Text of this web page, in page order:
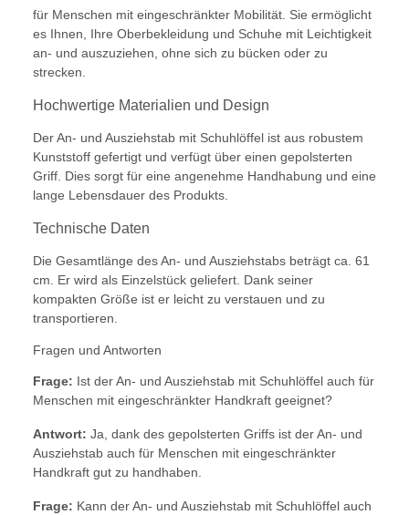
für Menschen mit eingeschränkter Mobilität. Sie ermöglicht
es Ihnen, Ihre Oberbekleidung und Schuhe mit Leichtigkeit
an- und auszuziehen, ohne sich zu bücken oder zu
strecken.
Hochwertige Materialien und Design
Der An- und Ausziehstab mit Schuhlöffel ist aus robustem
Kunststoff gefertigt und verfügt über einen gepolsterten
Griff. Dies sorgt für eine angenehme Handhabung und eine
lange Lebensdauer des Produkts.
Technische Daten
Die Gesamtlänge des An- und Ausziehstabs beträgt ca. 61
cm. Er wird als Einzelstück geliefert. Dank seiner
kompakten Größe ist er leicht zu verstauen und zu
transportieren.
Fragen und Antworten
Frage: Ist der An- und Ausziehstab mit Schuhlöffel auch für
Menschen mit eingeschränkter Handkraft geeignet?
Antwort: Ja, dank des gepolsterten Griffs ist der An- und
Ausziehstab auch für Menschen mit eingeschränkter
Handkraft gut zu handhaben.
Frage: Kann der An- und Ausziehstab mit Schuhlöffel auch